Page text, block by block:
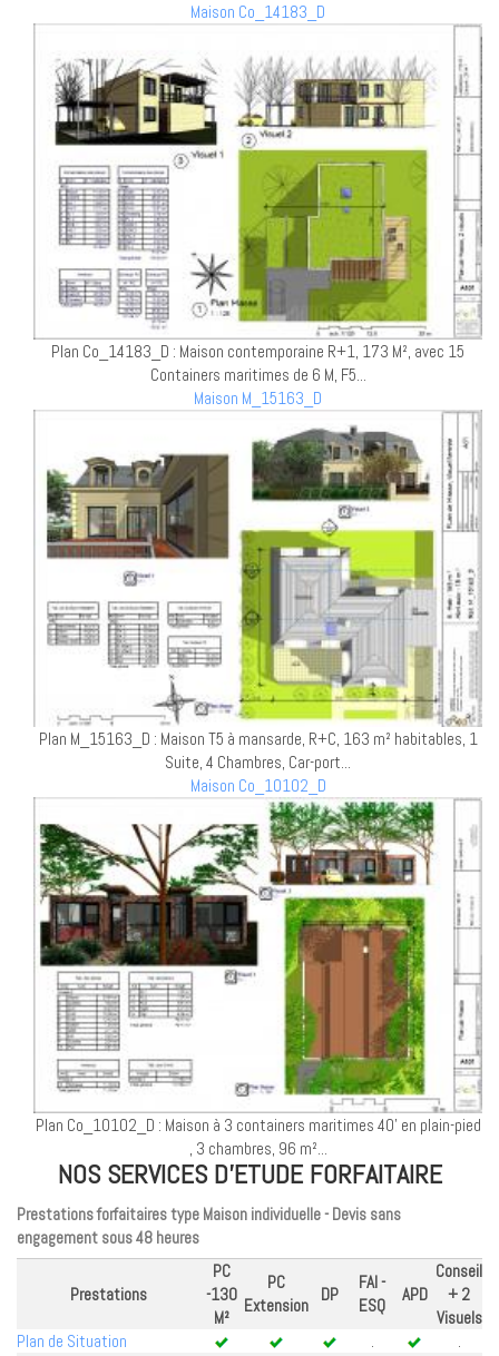
Maison Co_14183_D
Plan Co_14183_D : Maison contemporaine R+1, 173 M², avec 15
Containers maritimes de 6 M, F5...
Maison M_15163_D
Plan M_15163_D : Maison T5 à mansarde, R+C, 163 m² habitables, 1
Suite, 4 Chambres, Car-port...
Maison Co_10102_D
Plan Co_10102_D : Maison à 3 containers maritimes 40' en plain-pied
, 3 chambres, 96 m²...
NOS SERVICES D'ETUDE FORFAITAIRE
Prestations forfaitaires type Maison individuelle - Devis sans
engagement sous 48 heures
Prestations
PC
-130
M²
PC
Extension
DP
FAI -
ESQ
APD
Conseil
+ 2
Visuels
Plan de Situation
.
.